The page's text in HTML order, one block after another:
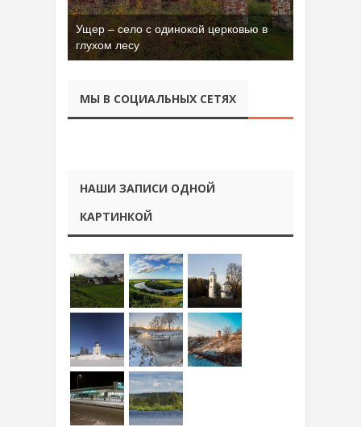
Ущер – село с одинокой церковью в
глухом лесу
Бывшая танковая часть имени Сухэ-
Батора во Владимире
МЫ В СОЦИАЛЬНЫХ СЕТЯХ
НАШИ ЗАПИСИ ОДНОЙ
КАРТИНКОЙ